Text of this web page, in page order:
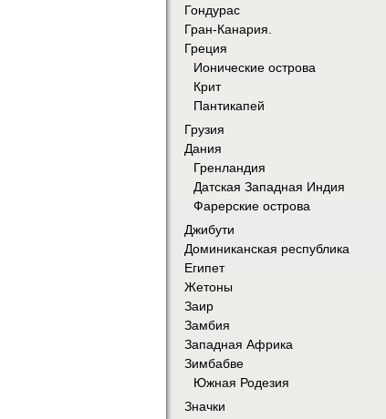
Гондурас
Гран-Канария.
Греция
Ионические острова
Крит
Пантикапей
Грузия
Дания
Гренландия
Датская Западная Индия
Фарерские острова
Джибути
Доминиканская республика
Египет
Жетоны
Заир
Замбия
Западная Африка
Зимбабве
Южная Родезия
Значки